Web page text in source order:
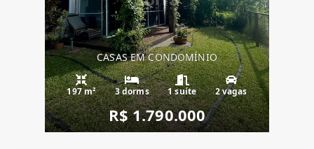
CASAS EM CONDOMÍNIO
197 m² 3 dorms 1 suíte 2 vagas
R$ 1.790.000